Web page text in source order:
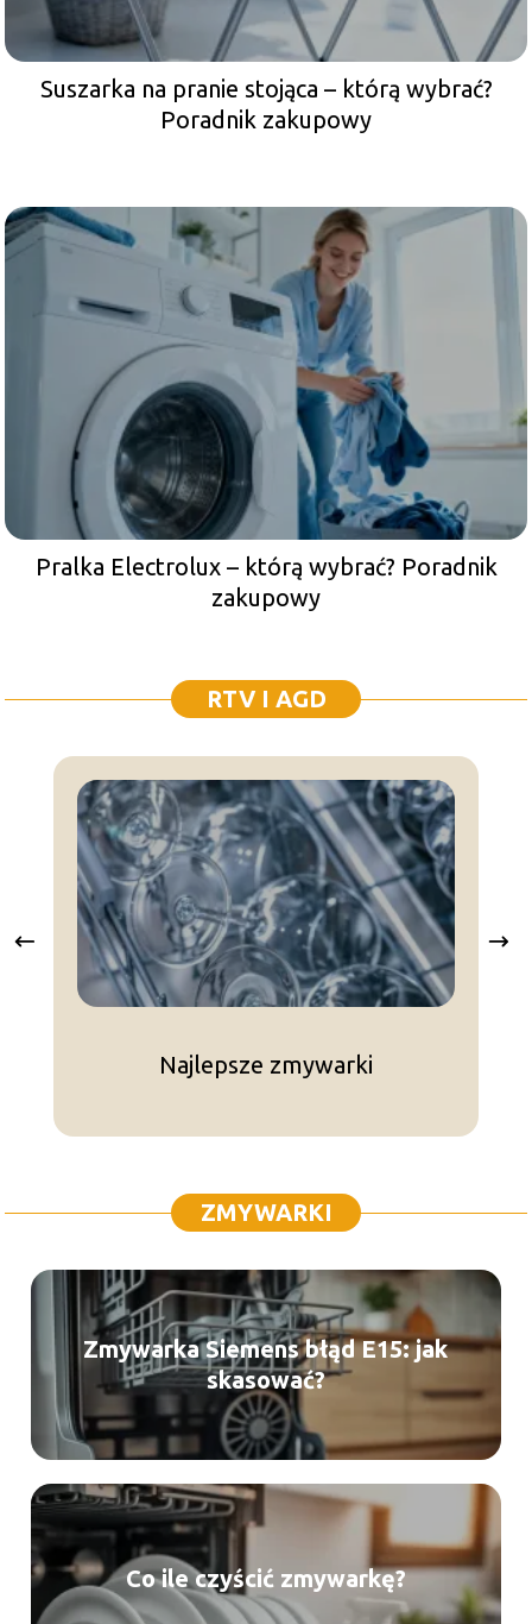
Suszarka na pranie stojąca – którą wybrać?
Poradnik zakupowy
Pralka Electrolux – którą wybrać? Poradnik
zakupowy
RTV I AGD
Najlepsze zmywarki
ZMYWARKI
Zmywarka Siemens błąd E15: jak
skasować?
Co ile czyścić zmywarkę?